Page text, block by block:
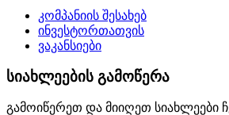
კომპანიის შესახებ
ინვესტორთათვის
ვაკანსიები
სიახლეების გამოწერა
გამოიწერეთ და მიიღეთ სიახლეები